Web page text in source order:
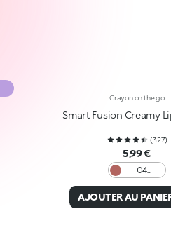
Crayon on the go
Smart Fusion Creamy
(327)
5,99 €
04
Hazelnut
AJOUTER AU